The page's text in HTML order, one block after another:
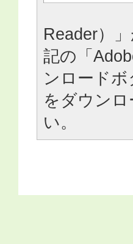
Reader）
記の「
ンロード
をダウン
い。